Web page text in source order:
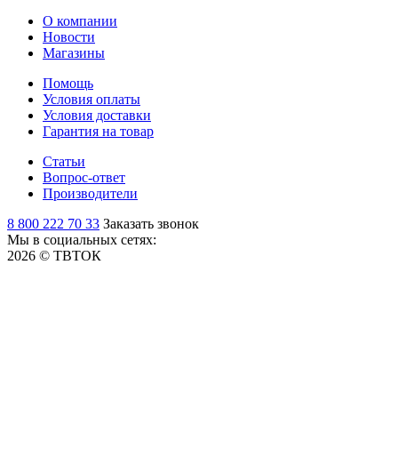
О компании
Новости
Магазины
Помощь
Условия оплаты
Условия доставки
Гарантия на товар
Статьи
Вопрос-ответ
Производители
8 800 222 70 33 Заказать звонок
Мы в социальных сетях:
2026 © ТВТОК